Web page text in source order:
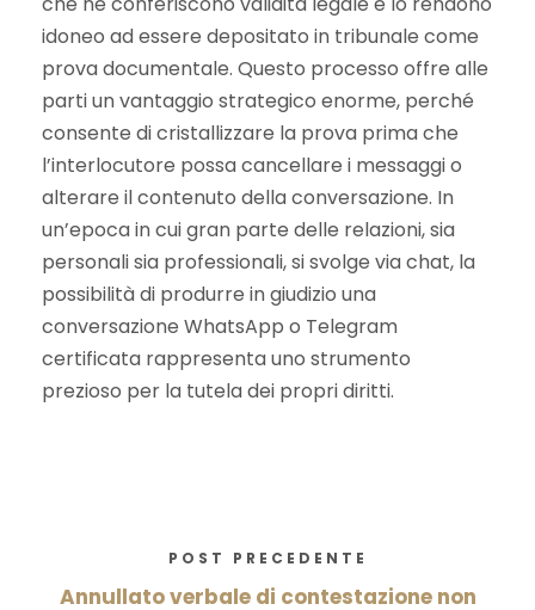
idoneo ad essere depositato in tribunale come
prova documentale. Questo processo offre alle
parti un vantaggio strategico enorme, perché
consente di cristallizzare la prova prima che
l’interlocutore possa cancellare i messaggi o
alterare il contenuto della conversazione. In
un’epoca in cui gran parte delle relazioni, sia
personali sia professionali, si svolge via chat, la
possibilità di produrre in giudizio una
conversazione WhatsApp o Telegram
certificata rappresenta uno strumento
prezioso per la tutela dei propri diritti.
POST PRECEDENTE
Annullato verbale di contestazione non